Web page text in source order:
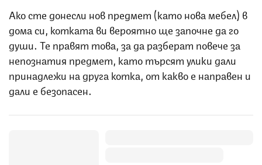
Ако сте донесли нов предмет (като нова мебел) в
дома си, котката ви вероятно ще започне да го
души. Те правят това, за да разберат повече за
непознатия предмет, като търсят улики дали
принадлежи на друга котка, от какво е направен и
дали е безопасен.